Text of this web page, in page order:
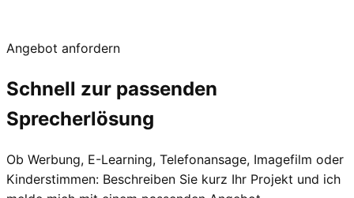
Angebot anfordern
Schnell zur passenden
Sprecherlösung
Ob Werbung, E-Learning, Telefonansage, Imagefilm oder
Kinderstimmen: Beschreiben Sie kurz Ihr Projekt und ich